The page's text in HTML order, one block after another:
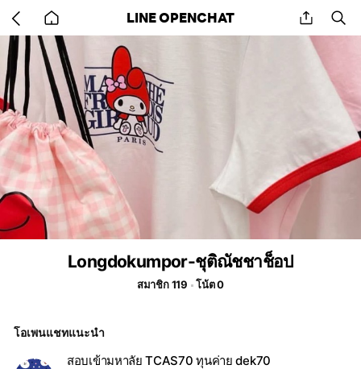
back
to
home
LINE OPENCHAT share
Longdokumpor-ชุติณัชชาช็อป
สมาชิก 119 โน้ต 0
โอเพนแชทแนะนำ
สอบเข้ามหาลัย TCAS70 ทุนค่าย dek70